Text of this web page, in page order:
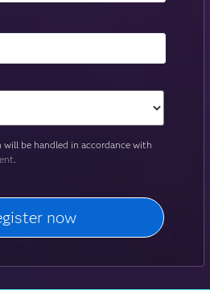
be handled in accordance with